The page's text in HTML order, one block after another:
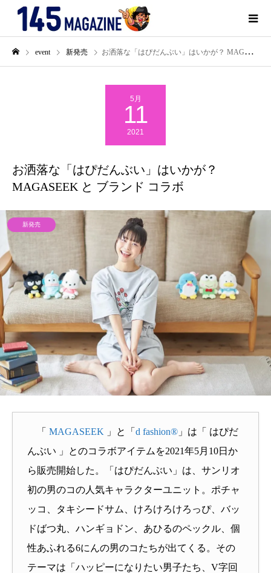
event 新発売 お洒落な「はぴだんぶい」はいかが？ MAGASEEK と ブランド コラボ
5月
11
2021
お洒落な「はぴだんぶい」はいかが？
MAGASEEK と ブランド コラボ
新発売
「 MAGASEEK 」と「 d fashion® 」は「 はぴだ
んぶい 」とのコラボアイテムを2021年5月10日か
ら販売開始した。「はぴだんぶい」は、サンリオ
初の男のコの人気キャラクターユニット。ポチャ
ッコ、タキシードサム、けろけろけろっぴ、バッ
ドばつ丸、ハンギョドン、あひるのペックル、個
性あふれる6にんの男のコたちが出てくる。その
テーマは「ハッピーになりたい男子たち、V字回